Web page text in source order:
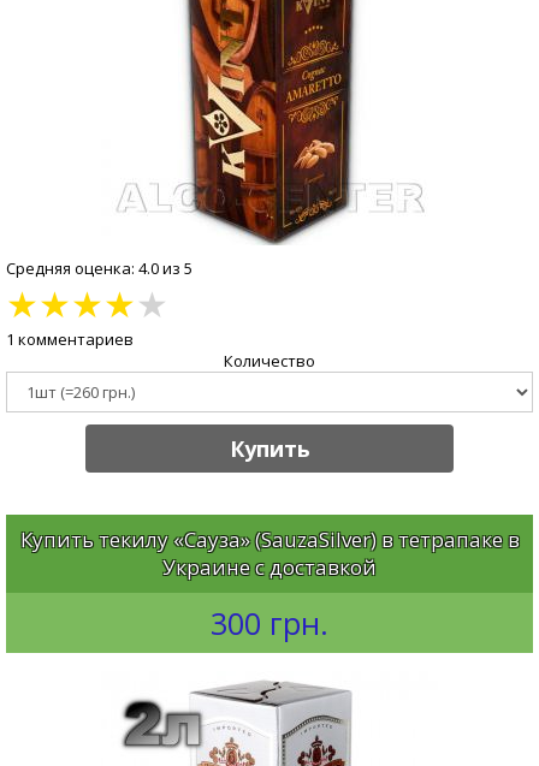
Средняя оценка: 4.0 из 5
★★★★★
1 комментариев
Количество
Купить
Купить текилу «Сауза» (SauzaSilver) в тетрапаке в
Украине с доставкой
300 грн.